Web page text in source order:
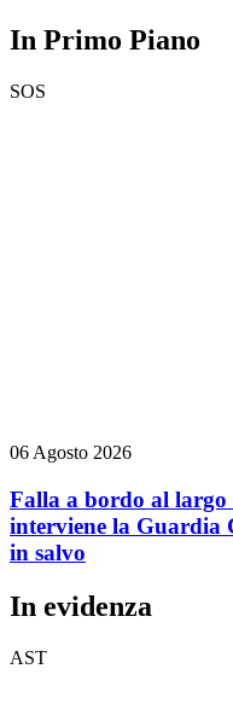
In Primo Piano
SOS
06 Agosto 2026
Falla a bordo al
interviene la Guardia
in salvo
In evidenza
AST